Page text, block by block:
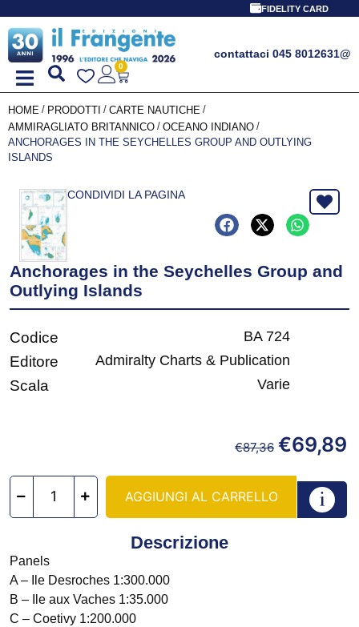
FIDELITY CARD
contattaci 045 8012631@
0
HOME / PRODOTTI / CARTE NAUTICHE /
AMMIRAGLIATO BRITANNICO / OCEANO INDIANO /
ANCHORAGES IN THE SEYCHELLES GROUP AND OUTLYING
ISLANDS
CONDIVIDI LA PAGINA
Anchorages in the Seychelles Group and
Outlying Islands
Codice BA 724
Editore Admiralty Charts & Publication
Scala Varie
€87,36 €69,89
AGGIUNGI AL CARRELLO
Descrizione
Panels
A – Ile Desroches 1:300.000
B – Ile aux Vaches 1:35.000
C – Coetivy 1:200.000